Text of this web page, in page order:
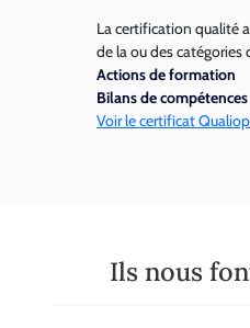
La certification qualité
de la ou des catégories
Actions de formation
Bilans de compétences
Voir le certificat
Ils nous